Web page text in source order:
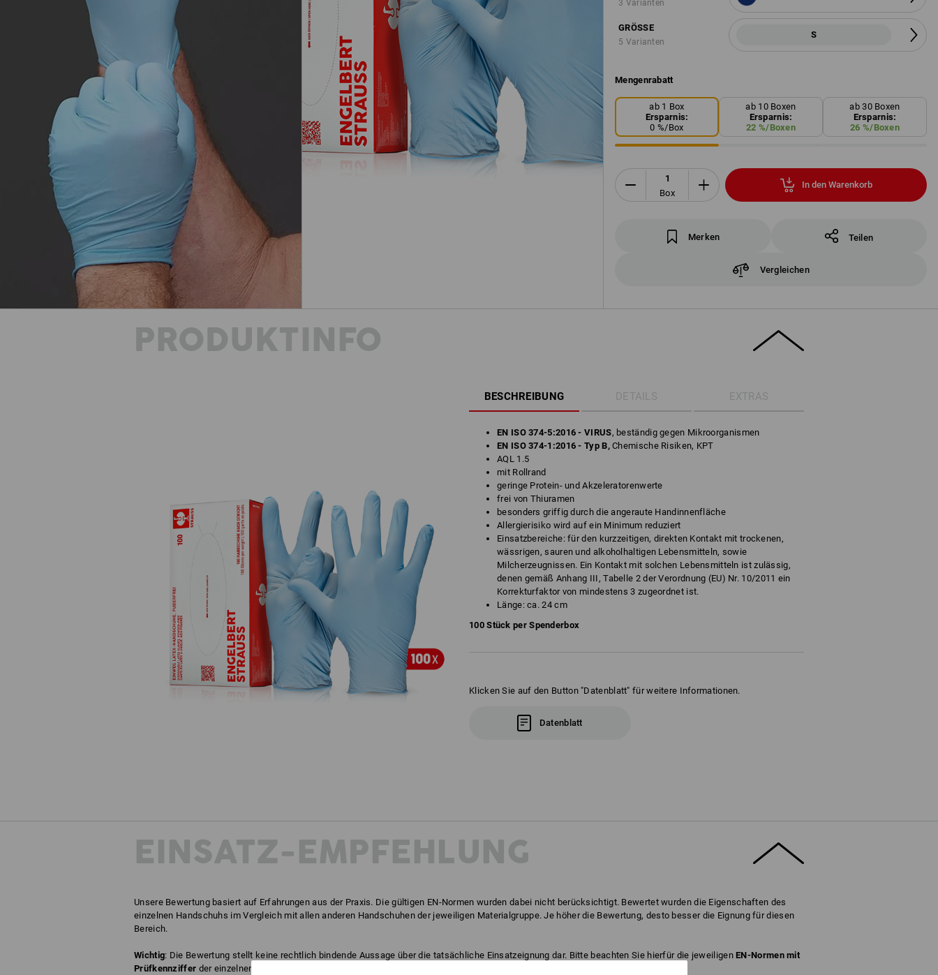
3 Varianten
GRÖSSE
5 Varianten
S
Mengenrabatt
ab 1 Box
Ersparnis:
0 %/Box
ab 10 Boxen
Ersparnis:
22 %/Boxen
ab 30 Boxen
Ersparnis:
26 %/Boxen
Box
In den Warenkorb
Merken Teilen
Vergleichen
PRODUKTINFO
BESCHREIBUNG DETAILS EXTRAS
EN ISO 374-5:2016 - VIRUS, beständig gegen Mikroorganismen
EN ISO 374-1:2016 - Typ B,Chemische Risiken, KPT
AQL 1.5
mit Rollrand
geringe Protein- und Akzeleratorenwerte
frei von Thiuramen
besonders griffig durch die angeraute Handinnenfläche
Allergierisiko wird auf ein Minimum reduziert
Einsatzbereiche: für den kurzzeitigen, direkten Kontakt mit trockenen,
wässrigen, sauren und alkoholhaltigen Lebensmitteln, sowie
Milcherzeugnissen. Ein Kontakt mit solchen Lebensmitteln ist zulässig,
denen gemäß Anhang III, Tabelle 2 der Verordnung (EU) Nr. 10/2011 ein
Korrekturfaktor von mindestens 3 zugeordnet ist.
Länge: ca. 24 cm
100 Stück per Spenderbox
Klicken Sie auf den Button "Datenblatt" für weitere Informationen.
Datenblatt
EINSATZ-EMPFEHLUNG
Unsere Bewertung basiert auf Erfahrungen aus der Praxis. Die gültigen EN-Normen wurden dabei nicht berücksichtigt. Bewertet wurden die Eigenschaften des
einzelnen Handschuhs im Vergleich mit allen anderen Handschuhen der jeweiligen Materialgruppe. Je höher die Bewertung, desto besser die Eignung für diesen
Bereich.
Wichtig: Die Bewertung stellt keine rechtlich bindende Aussage über die tatsächliche Einsatzeignung dar. Bitte beachten Sie hierfür die jeweiligenEN-Normen mit
Prüfkennziffer der einzelnen Handschuhe hier im Text der Detailansicht.